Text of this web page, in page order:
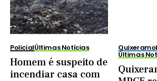
PolicialÚltimas Notícias
Homem é suspeito de
incendiar casa com
Últimas